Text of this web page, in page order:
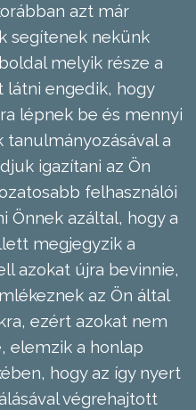
azt már
segítenek nekünk
melyik része a
engedik, hogy
lépnek be és mennyi
a
igazítani az Ön
felhasználói
azáltal, hogy a
megjegyzik a
azokat újra bevinnie,
az Ön által
ezért azokat nem
elemzik a honlap
hogy az így nyert
végrehajtott